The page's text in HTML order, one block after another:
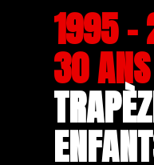
1995 -
30